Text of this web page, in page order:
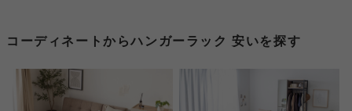
コーディネートからハンガーラック 安いを探す